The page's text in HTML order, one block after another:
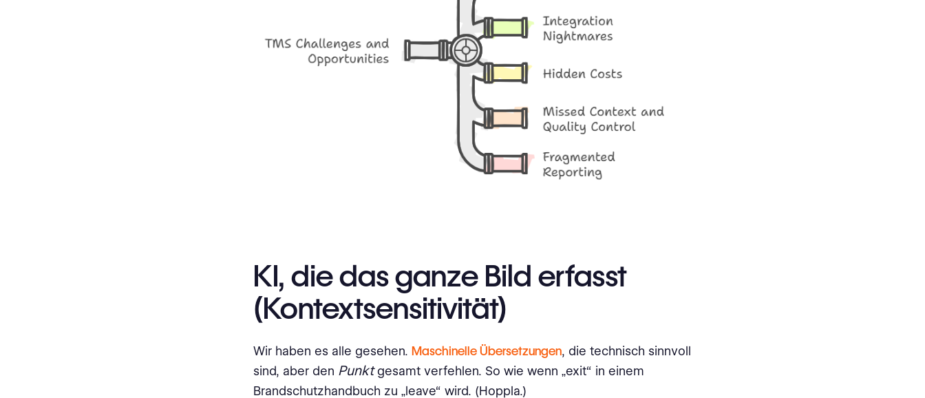
KI, die das ganze Bild erfasst
(Kontextsensitivität)
Wir haben es alle gesehen. Maschinelle Übersetzungen, die technisch sinnvoll
sind, aber den Punktgesamt verfehlen. So wie wenn „exit“ in einem
Brandschutzhandbuch zu „leave“ wird. (Hoppla.)